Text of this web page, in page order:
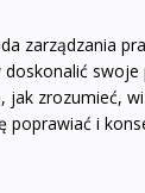
zarządzania
swoje
jak zrozumieć,
poprawiać i